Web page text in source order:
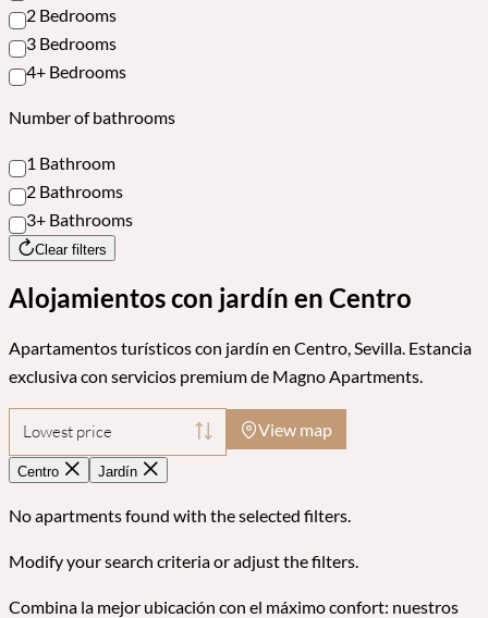
2 Bedrooms
3 Bedrooms
4+ Bedrooms
Number of bathrooms
1 Bathroom
2 Bathrooms
3+ Bathrooms
Clear filters
Alojamientos con jardín en Centro
Apartamentos turísticos con jardín en Centro, Sevilla. Estancia
exclusiva con servicios premium de Magno Apartments.
Lowest price View map
Centro Jardín
No apartments found with the selected filters.
Modify your search criteria or adjust the filters.
Combina la mejor ubicación con el máximo confort: nuestros